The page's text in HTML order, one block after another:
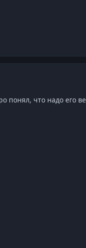
понял, что надо его